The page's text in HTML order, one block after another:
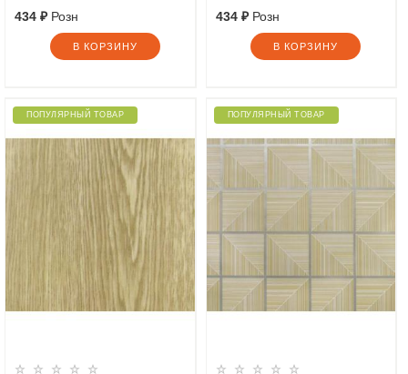
434 ₽Розн
В КОРЗИНУ
434 ₽Розн
В КОРЗИНУ
ПОПУЛЯРНЫЙ ТОВАР ПОПУЛЯРНЫЙ ТОВАР